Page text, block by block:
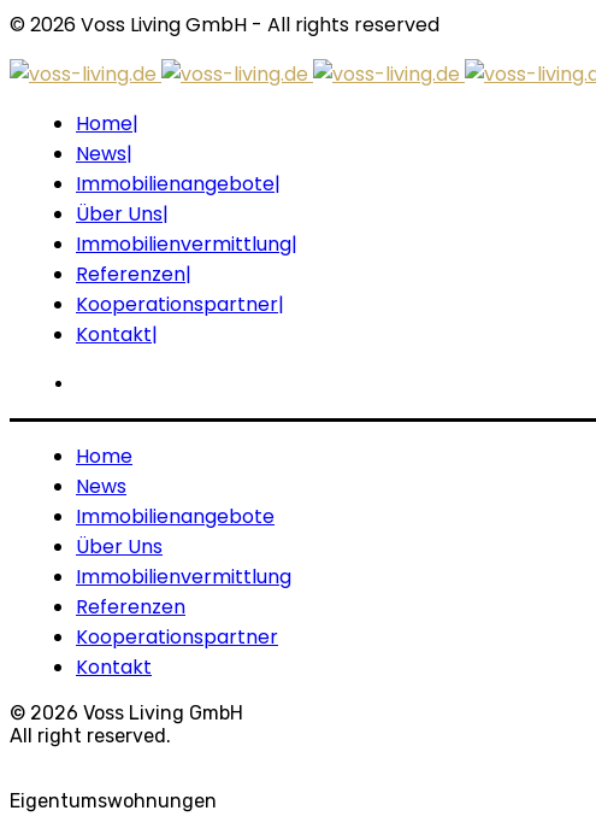
© 2026 Voss Living GmbH - All rights reserved
Skip
contentHome
News
Immobilienangebote
Über Uns
Immobilienvermittlung
Referenzen
Kooperationspartner
Kontakt
Home
News
Immobilienangebote
Über Uns
Immobilienvermittlung
Referenzen
Kooperationspartner
Kontakt
© 2026 Voss Living GmbH
All right reserved.
Eigentumswohnungen